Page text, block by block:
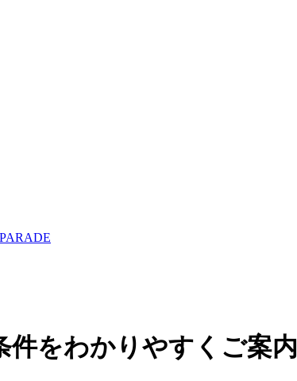
件をわかりやすくご案内